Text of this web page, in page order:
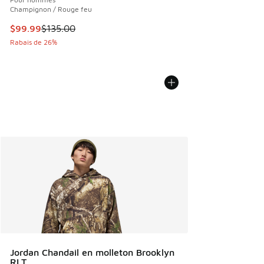
Champignon / Rouge feu
Cet article est en solde. Le prix est passé de $135.00 à
$99.99$135.00
Rabais de 26%
Jordan Chandail en molleton Brooklyn
RLT